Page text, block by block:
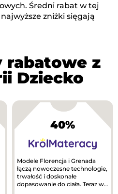
Średni rabat w tej
najwyższe zniżki sięgają
rabatowe z
Dziecko
40%
Modele Florencja i Grenada
łączą nowoczesne technologie,
trwałość i doskonałe
dopasowanie do ciała. Teraz w